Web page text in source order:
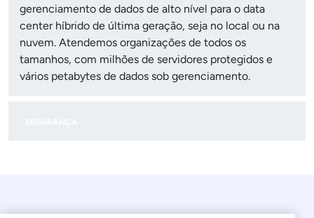
gerenciamento de dados de alto nível para o data
center híbrido de última geração, seja no local ou na
nuvem. Atendemos organizações de todos os
tamanhos, com milhões de servidores protegidos e
vários petabytes de dados sob gerenciamento.